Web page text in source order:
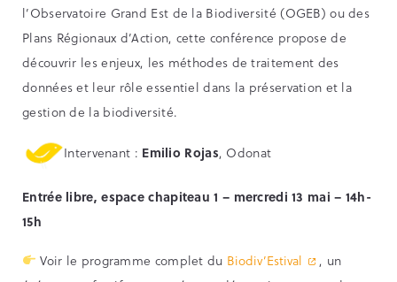
l’Observatoire Grand Est de la Biodiversité (OGEB) ou des
Plans Régionaux d’Action, cette conférence propose de
découvrir les enjeux, les méthodes de traitement des
données et leur rôle essentiel dans la préservation et la
gestion de la biodiversité.
Intervenant : Emilio Rojas, Odonat
Entrée libre, espace chapiteau 1 – mercredi 13 mai – 14h-
15h
Voir le programme complet du Biodiv’Estival
, un